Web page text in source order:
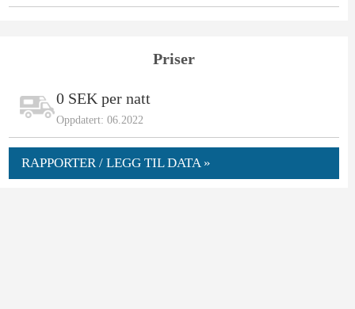
Priser
0 SEK per natt
Oppdatert: 06.2022
RAPPORTER / LEGG TIL DATA »